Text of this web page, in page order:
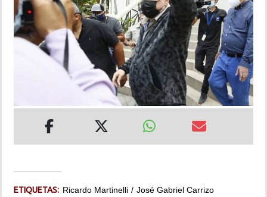
DEPORTES
MULTIMEDIA
ETIQUETAS: Ricardo Martinelli
José Gabriel Carrizo